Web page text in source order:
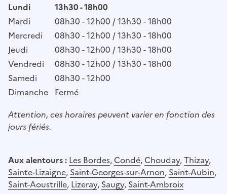
Lundi
13h30 - 18h00
Mardi
08h30 - 12h00 / 13h30 - 18h00
Mercredi
08h30 - 12h00 / 13h30 - 18h00
Jeudi
08h30 - 12h00 / 13h30 - 18h00
Vendredi
08h30 - 12h00 / 13h30 - 18h00
Samedi
08h30 - 12h00
Dimanche Fermé
Attention, ces horaires peuvent varier en fonction des
jours fériés.
Aux alentours : Les Bordes, Condé, Chouday,Thizay,
Sainte-Lizaigne, Saint-Georges-sur-Arnon, Saint-Aubin,
Saint-Aoustrille, Lizeray, Saugy, Saint-Ambroix